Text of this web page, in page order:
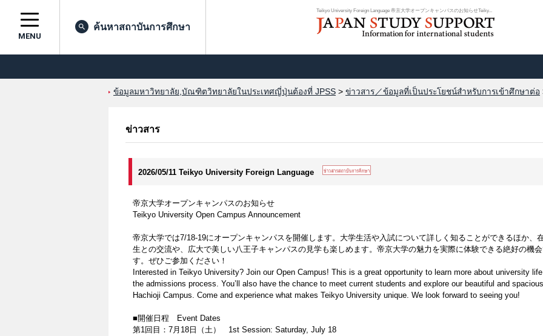
Teikyo University Foreign Language 帝京大学オープンキャンパスのお知らせ​Teiky...
MENU
ค้นหาสถาบันการศึกษา
ข้อมูลมหาวิทยาลัย,บัณฑิตวิทยาลัยในประเทศญี่ปุ่นต้องที่ JPSS > ข่าวสาร／ข้อมูลที่เป็นประโยชน์สำหรับการเข้าศึกษาต่อ
ข่าวสาร
2026/05/11 Teikyo University Foreign Language
帝京大学オープンキャンパスのお知らせ​
Teikyo University Open Campus Announcement​
帝京大学では7/18-19にオープンキャンパスを開催します。大学生活や入試について詳しく知ることができるほか、
生との交流や、広大で美しい八王子キャンパスの見学も楽しめます。帝京大学の魅力を実際に体験できる絶好の機
す。ぜひご参加ください！
Interested in Teikyo University? Join our Open Campus! This is a great opportunity to learn more about university
the admissions process. You’ll also have the chance to meet current students and explore our beautiful and spacious
Hachioji Campus. Come and experience what makes Teikyo University unique. We look forward to seeing you!
​■開催日程 Event Dates​
第1回目：7月18日（土） 1st Session: Saturday, July 18​